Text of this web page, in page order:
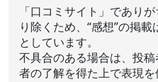
「口コミサイト」であり
り除くため、“感想”の掲
としています。
不具合のある場合は、投
者の了解を得た上で表現を